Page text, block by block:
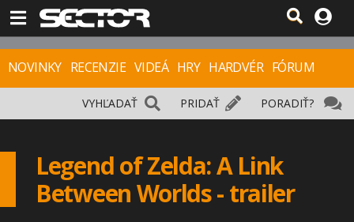
NOVINKY RECENZIE VIDEÁ HRY HARDVÉR FÓRUM
PORADIŤ?
PRIDAŤ
VYHĽADAŤ
Legend of Zelda: A Link
Between Worlds - trailer